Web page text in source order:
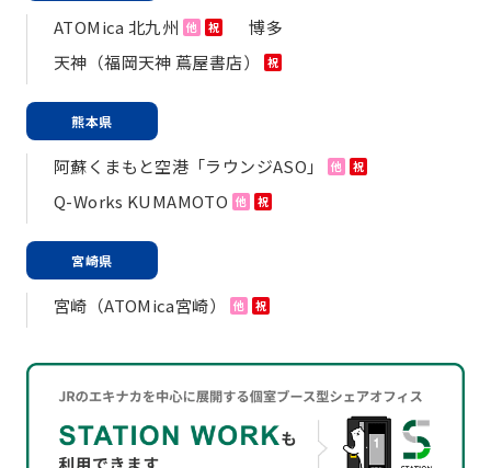
ATOMica 北九州 他 祝
博多
天神（福岡天神 蔦屋書店）
祝
熊本県
阿蘇くまもと空港「ラウンジASO」 他 祝
Q-Works KUMAMOTO 他 祝
宮崎県
宮崎（ATOMica宮崎） 他 祝